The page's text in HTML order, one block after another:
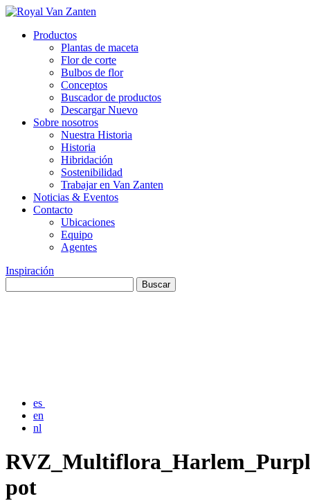
Productos
Plantas de maceta
Flor de corte
Bulbos de flor
Conceptos
Buscador de productos
Descargar Nuevo
Sobre nosotros
Nuestra Historia
Historia
Hibridación
Sostenibilidad
Trabajar en Van Zanten
Noticias & Eventos
Contacto
Ubicaciones
Equipo
Agentes
Inspiración
es
en
nl
pot